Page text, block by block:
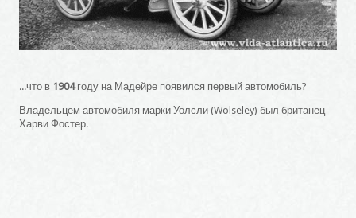
...что в 1904году на Мадейре появился первый автомобиль?
Владельцем автомобиля марки Уолсли (Wolseley) был британец
Харви Фостер.